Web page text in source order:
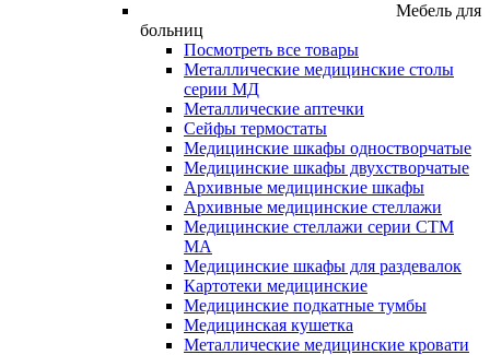
Мебель для
больниц
Посмотреть все товары
Металлические медицинские столы
серии МД
Металлические аптечки
Сейфы термостаты
Медицинские шкафы одностворчатые
Медицинские шкафы двухстворчатые
Архивные медицинские шкафы
Архивные медицинские стеллажи
Медицинские стеллажи серии СТМ
МА
Медицинские шкафы для раздевалок
Картотеки медицинские
Медицинские подкатные тумбы
Медицинская кушетка
Металлические медицинские кровати